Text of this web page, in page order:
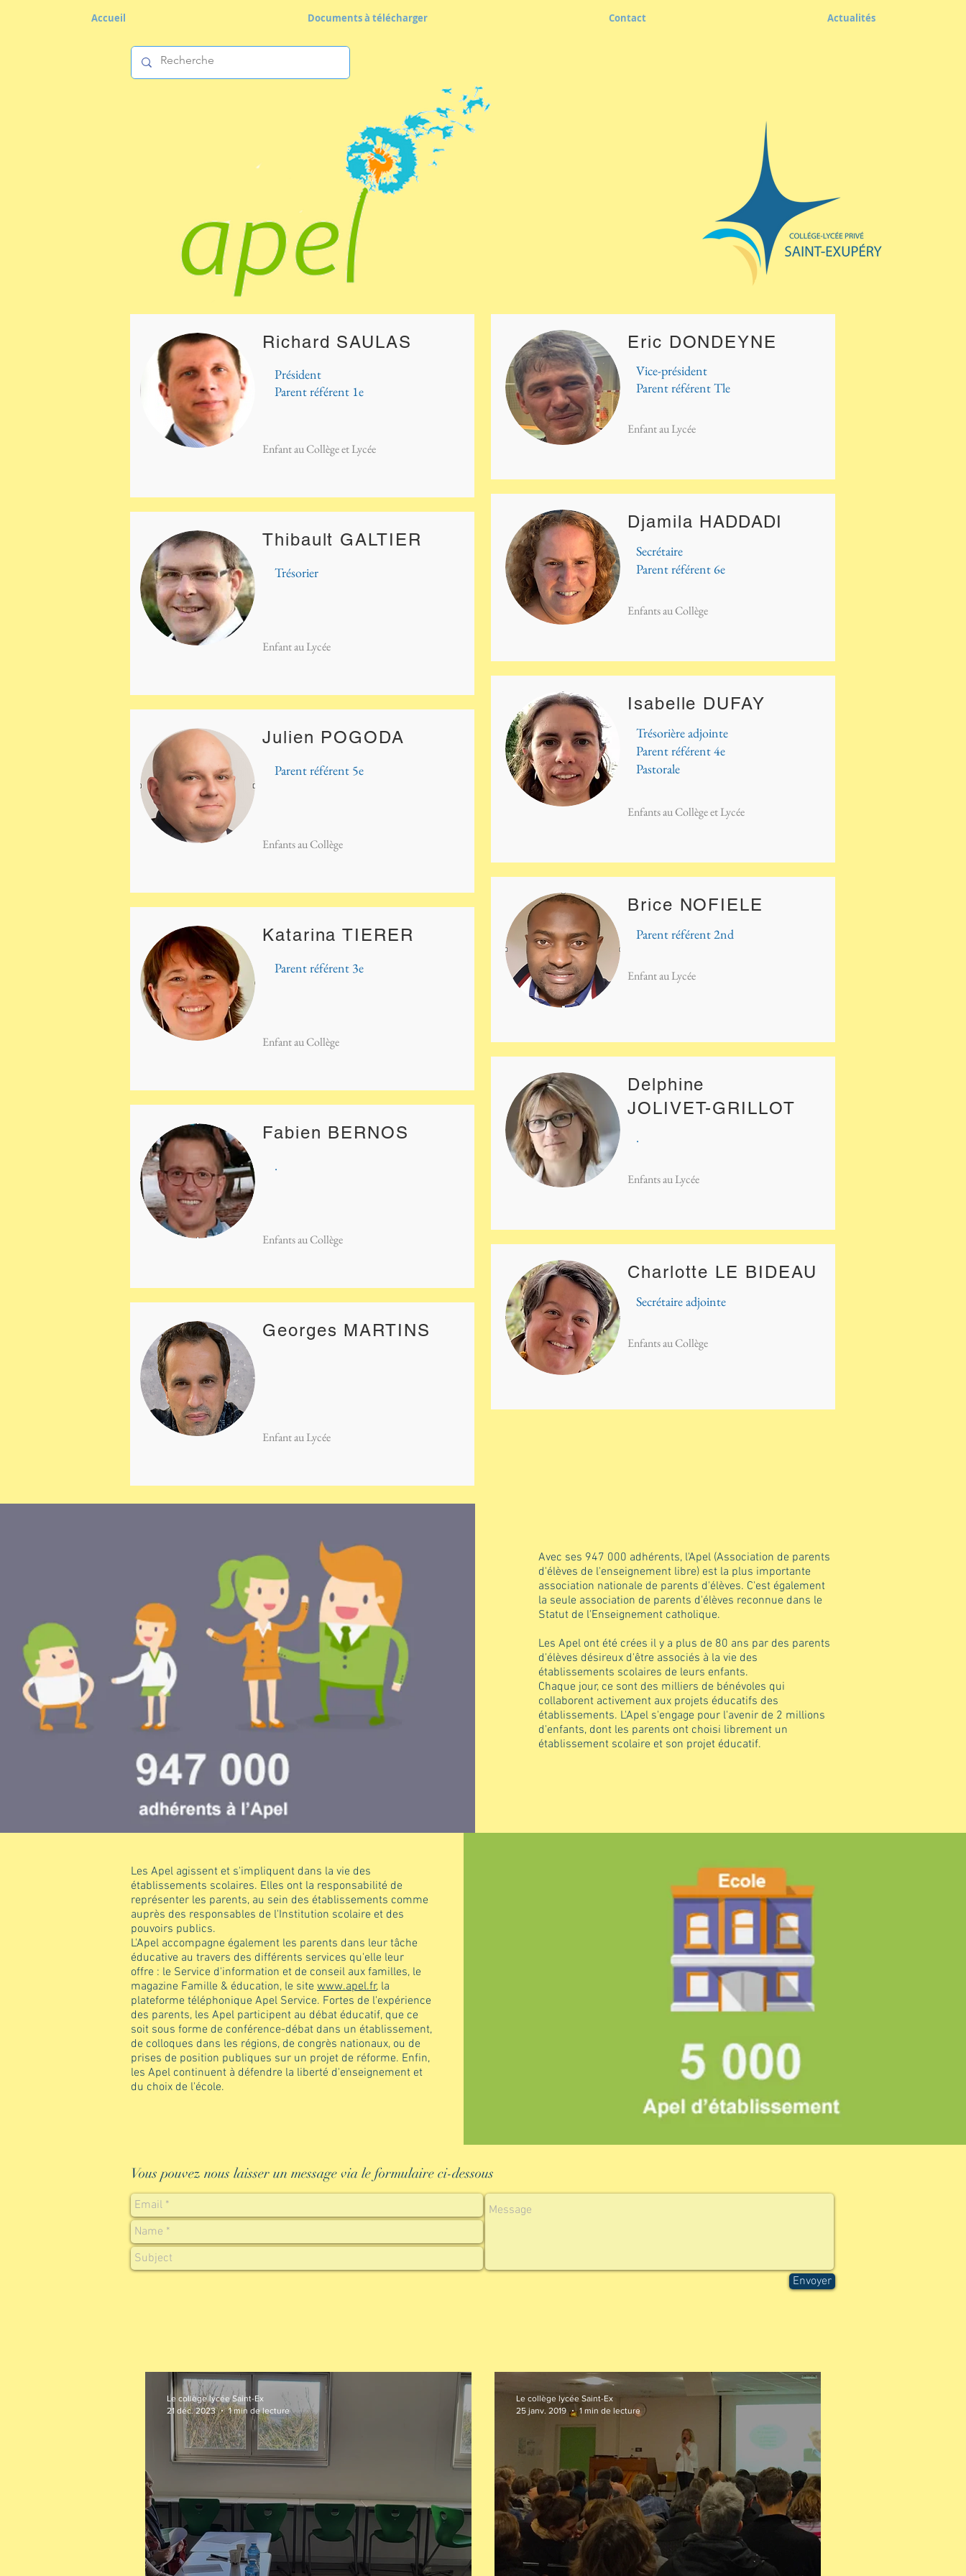
Accueil Documents à télécharger Contact Actualités
Richard SAULAS
Président
Parent référent 1e
Enfant au Collège et Lycée
Thibault GALTIER
Trésorier
Enfant au Lycée
Julien POGODA
Parent référent 5e
Enfants au Collège
Katarina TIERER
Parent référent 3e
Enfant au Collège
Fabien BERNOS
.
Enfants au Collège
Georges MARTINS
Enfant au Lycée
Eric DONDEYNE
Vice-président
Parent référent Tle
Enfant au Lycée
Djamila HADDADI
Secrétaire
Parent référent 6e
Enfants au Collège
Isabelle DUFAY
Trésorière adjointe
Parent référent 4e
Pastorale
Enfants au Collège et Lycée
Brice NOFIELE
Parent référent 2nd
Enfant au Lycée
Delphine
JOLIVET-GRILLOT
.
Enfants au Lycée
Charlotte LE BIDEAU
Secrétaire adjointe
Enfants au Collège
Avec ses 947 000 adhérents, l'Apel (Association de parents
d'élèves de l'enseignement libre) est la plus importante
association nationale de parents d'élèves. C'est également
la seule association de parents d'élèves reconnue dans le
Statut de l'Enseignement catholique.
Les Apel ont été crées il y a plus de 80 ans par des parents
d'élèves désireux d'être associés à la vie des
établissements scolaires de leurs enfants.
Chaque jour, ce sont des milliers de bénévoles qui
collaborent activement aux projets éducatifs des
établissements. L'Apel s'engage pour l'avenir de 2 millions
d'enfants, dont les parents ont choisi librement un
établissement scolaire et son projet éducatif.
Les Apel agissent et s'impliquent dans la vie des
établissements scolaires. Elles ont la responsabilité de
représenter les parents, au sein des établissements comme
auprès des responsables de l'Institution scolaire et des
pouvoirs publics.
L'Apel accompagne également les parents dans leur tâche
éducative au travers des différents services qu'elle leur
offre : le Service d'information et de conseil aux familles, le
magazine Famille & éducation, le site www.apel.fr, la
plateforme téléphonique Apel Service. Fortes de l'expérience
des parents, les Apel participent au débat éducatif, que ce
soit sous forme de conférence-débat dans un établissement,
de colloques dans les régions, de congrès nationaux, ou de
prises de position publiques sur un projet de réforme. Enfin,
les Apel continuent à défendre la liberté d'enseignement et
du choix de l'école.
Vous pouvez nous laisser un message via le formulaire ci-dessous
Envoyer
Le collège lycée Saint-Ex
21 déc. 2023
1 min de lecture
Le collège lycée Saint-Ex
25 janv. 2019
1 min de lecture